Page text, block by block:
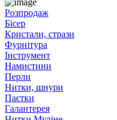
Розпродаж
Бісер
Кристали, стрази
Фурнітура
Інструмент
Намистини
Перли
Нитки, шнури
Паєтки
Галантерея